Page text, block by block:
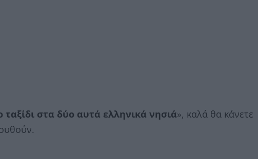
στα δύο αυτά ελληνικά νησιά», καλά θα κάνετε